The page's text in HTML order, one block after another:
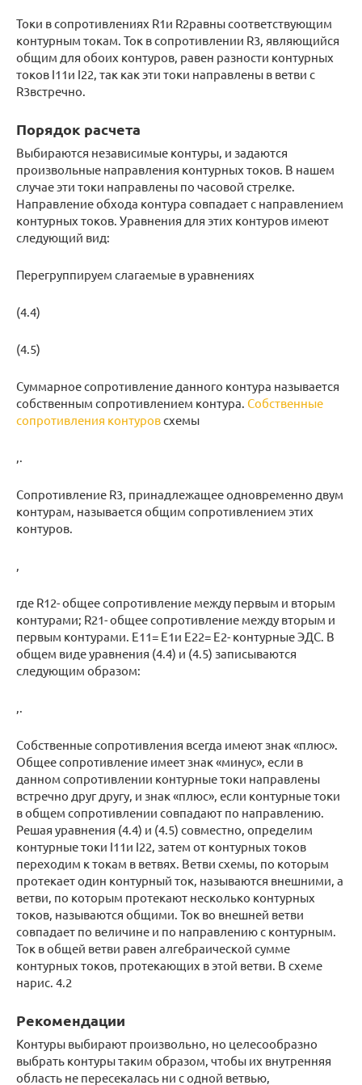
Токи в сопротивлениях R1и R2равны соответствующим
контурным токам. Ток в сопротивлении R3, являющийся
общим для обоих контуров, равен разности контурных
токов I11и I22, так как эти токи направлены в ветви с
R3встречно.
Порядок расчета
Выбираются независимые контуры, и задаются
произвольные направления контурных токов. В нашем
случае эти токи направлены по часовой стрелке.
Направление обхода контура совпадает с направлением
контурных токов. Уравнения для этих контуров имеют
следующий вид:
Перегруппируем слагаемые в уравнениях
(4.4)
(4.5)
Суммарное сопротивление данного контура называется
собственным сопротивлением контура. Собственные
сопротивления контуровсхемы
Сопротивление R3, принадлежащее одновременно двум
контурам, называется общим сопротивлением этих
контуров.
где R12- общее сопротивление между первым и вторым
контурами; R21- общее сопротивление между вторым и
первым контурами. E11= E1и E22= E2- контурные ЭДС. В
общем виде уравнения (4.4) и (4.5) записываются
следующим образом:
Собственные сопротивления всегда имеют знак «плюс».
Общее сопротивление имеет знак «минус», если в
данном сопротивлении контурные токи направлены
встречно друг другу, и знак «плюс», если контурные токи
в общем сопротивлении совпадают по направлению.
Решая уравнения (4.4) и (4.5) совместно, определим
контурные токи I11и I22, затем от контурных токов
переходим к токам в ветвях. Ветви схемы, по которым
протекает один контурный ток, называются внешними, а
ветви, по которым протекают несколько контурных
токов, называются общими. Ток во внешней ветви
совпадает по величине и по направлению c контурным.
Ток в общей ветви равен алгебраической сумме
контурных токов, протекающих в этой ветви. В схеме
нарис. 4.2
Рекомендации
Контуры выбирают произвольно, но целесообразно
выбрать контуры таким образом, чтобы их внутренняя
область не пересекалась ни с одной ветвью,